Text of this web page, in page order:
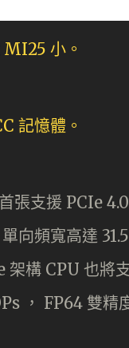
支援 PCIe
向頻寬高達
構 CPU 也將
， FP64 雙精